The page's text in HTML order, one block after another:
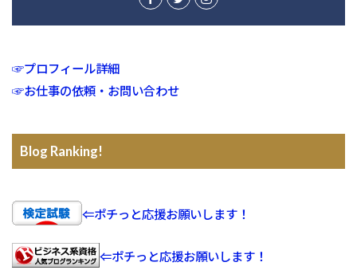
☞プロフィール詳細
☞お仕事の依頼・お問い合わせ
Blog Ranking!
⇐ポチっと応援お願いします！
⇐ポチっと応援お願いします！